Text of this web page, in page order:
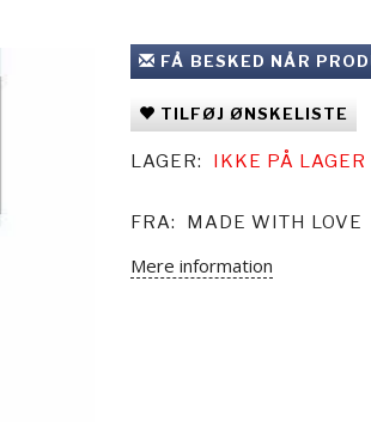
FÅ BESKED NÅR
TILFØJ ØNSKELISTE
LAGER: IKKE PÅ LAGER
FRA: MADE WITH LOVE
Mere information